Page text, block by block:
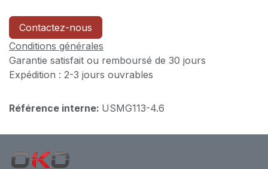
Contactez-nous
Conditions générales
Garantie satisfait ou remboursé de 30 jours
Expédition : 2-3 jours ouvrables
Référence interne: USMG113-4.6